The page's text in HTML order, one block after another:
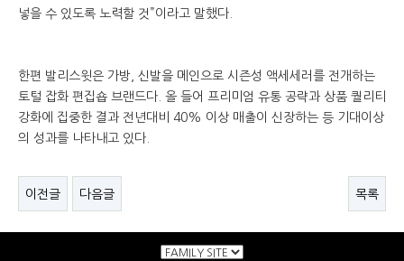
넣을 수 있도록 노력할 것”이라고 말했다.
한편 발리스윗은 가방, 신발을 메인으로 시즌성 액세세러를 전개하는
토털 잡화 편집숍 브랜드다. 올 들어 프리미엄 유통 공략과 상품 퀄리티
강화에 집중한 결과 전년대비 40% 이상 매출이 신장하는 등 기대이상
의 성과를 나타내고 있다.
이전글 다음글 목록